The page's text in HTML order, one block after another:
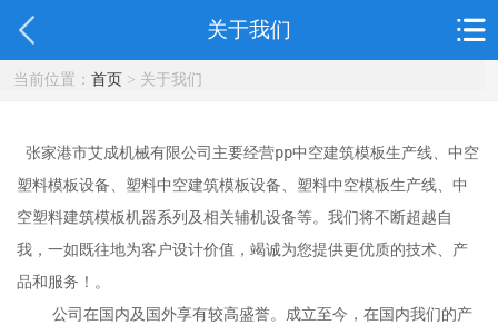
关于我们
当前位置： 首页> 关于我们
塑料模板设备、塑料中空建筑模板设备、塑料中空模板生产线、中
空塑料建筑模板机器系列及相关辅机设备等。我们将不断超越自
我，一如既往地为客户设计价值，竭诚为您提供更优质的技术、产
品和服务！。